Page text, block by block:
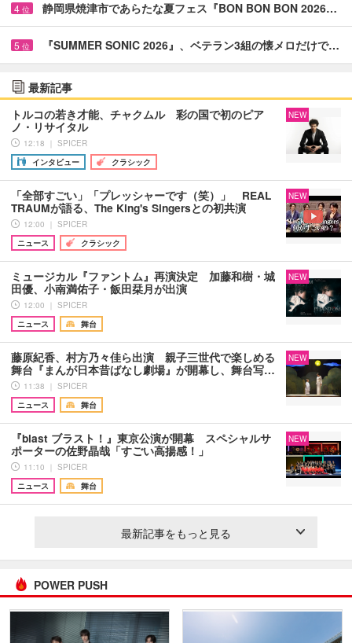
4 位 静岡県焼津市であらたな夏フェス『BON BON BON 2026…
5 位 『SUMMER SONIC 2026』、ベテラン3組の懐メロだけで…
最新記事
トルコの若き才能、チャクムル 彩の国で初のピア
ノ・リサイタル
12:18 ｜ SPICER
インタビュー
クラシック
NEW
「全部すごい」「プレッシャーです（笑）」 REAL
TRAUMが語る、The King's Singersとの初共演
12:00 ｜ SPICER
ニュース
クラシック
NEW
ミュージカル『ファントム』再演決定 加藤和樹・城
田優、小南満佑子・飯田栞月が出演
12:00 ｜ SPICER
ニュース
舞台
NEW
藤原紀香、村方乃々佳ら出演 親子三世代で楽しめる
舞台『まんが日本昔ばなし劇場』が開幕し、舞台写…
11:38 ｜ SPICER
ニュース
舞台
NEW
『blast ブラスト！』東京公演が開幕 スペシャルサ
ポーターの佐野晶哉「すごい高揚感！」
11:10 ｜ SPICER
ニュース
舞台
NEW
最新記事をもっと見る
POWER PUSH